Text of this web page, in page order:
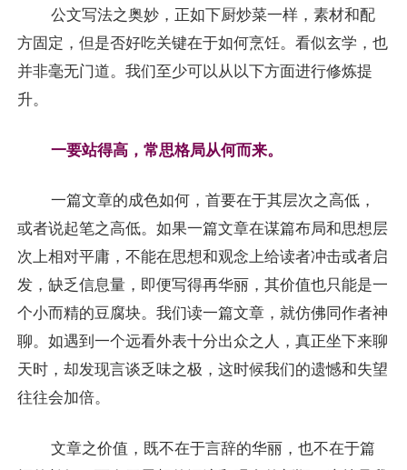
公文写法之奥妙，正如下厨炒菜一样，素材和配
方固定，但是否好吃关键在于如何烹饪。看似玄学，也
并非毫无门道。我们至少可以从以下方面进行修炼提
升。
一要站得高，常思格局从何而来。
一篇文章的成色如何，首要在于其层次之高低，
或者说起笔之高低。如果一篇文章在谋篇布局和思想层
次上相对平庸，不能在思想和观念上给读者冲击或者启
发，缺乏信息量，即便写得再华丽，其价值也只能是一
个小而精的豆腐块。我们读一篇文章，就仿佛同作者神
聊。如遇到一个远看外表十分出众之人，真正坐下来聊
天时，却发现言谈乏味之极，这时候我们的遗憾和失望
往往会加倍。
文章之价值，既不在于言辞的华丽，也不在于篇